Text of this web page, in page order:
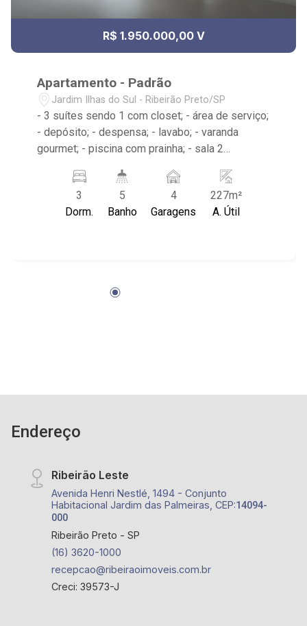
R$ 1.950.000,00 V
Apartamento - Padrão
Jardim Ilhas do Sul - Ribeirão Preto/SP
- 3 suítes sendo 1 com closet; - área de serviço;
- depósito; - despensa; - lavabo; - varanda
gourmet; - piscina com prainha; - sala 2
banheiros; - próximo ao Museu da Gula, Go
Coffee Olhos d` água, Praça Doutor Luiz Antonio
Passini Rossi
3
Dorm.
5
Banho
4
Garagens
227m²
A. Útil
Endereço
Ribeirão Leste
Avenida Henri Nestlé, 1494 - Conjunto
Habitacional Jardim das Palmeiras, CEP:14094-
000
Ribeirão Preto - SP
(16) 3620-1000
recepcao@ribeiraoimoveis.com.br
Creci: 39573-J